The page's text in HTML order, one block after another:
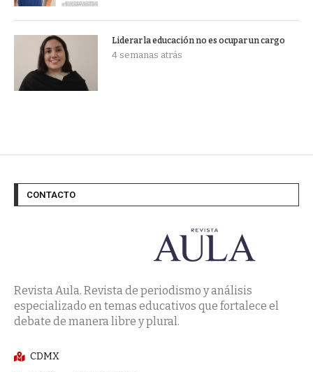
Liderar la educación no es ocupar un cargo
4 semanas atrás
CONTACTO
Revista Aula. Revista de periodismo y análisis
especializado en temas educativos que fortalece el
debate de manera libre y plural.
CDMX